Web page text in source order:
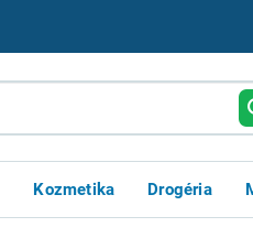
Kozmetika Drogéria